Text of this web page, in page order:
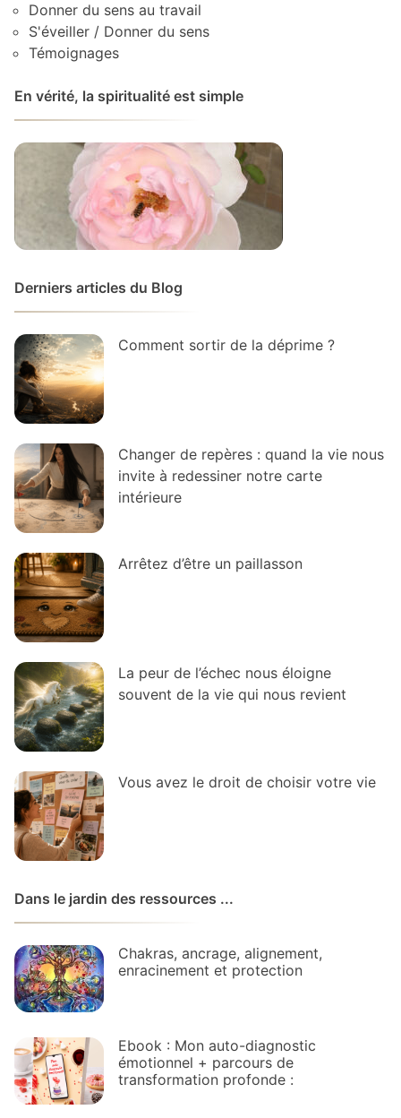
Donner du sens au travail
S'éveiller / Donner du sens
Témoignages
En vérité, la spiritualité est simple
Derniers articles du Blog
Comment sortir de la déprime ?
Changer de repères : quand la vie nous
invite à redessiner notre carte
intérieure
Arrêtez d’être un paillasson
La peur de l’échec nous éloigne
souvent de la vie qui nous revient
Vous avez le droit de choisir votre vie
Dans le jardin des ressources ...
Chakras, ancrage, alignement,
enracinement et protection
Ebook : Mon auto-diagnostic
émotionnel + parcours de
transformation profonde :